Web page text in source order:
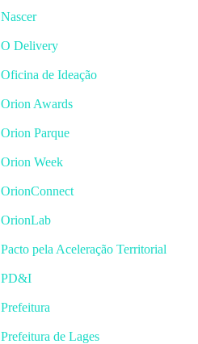
Nascer
O Delivery
Oficina de Ideação
Orion Awards
Orion Parque
Orion Week
OrionConnect
OrionLab
Pacto pela Aceleração Territorial
PD&I
Prefeitura
Prefeitura de Lages